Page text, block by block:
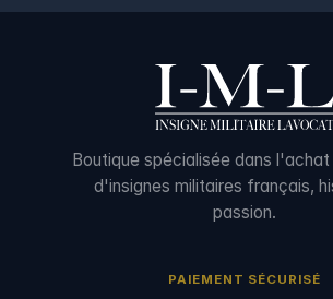
Boutique spécialisée dans
d'insignes militaires français,
passion.
PAIEMENT SÉCURISÉ